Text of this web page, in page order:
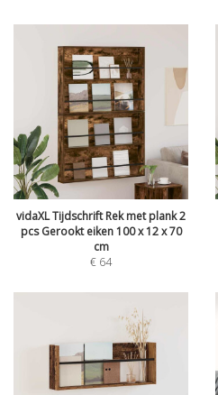
vidaXL Tijdschrift Rek met plank 2
pcs Gerookt eiken 100 x 12 x 70
cm
€ 64